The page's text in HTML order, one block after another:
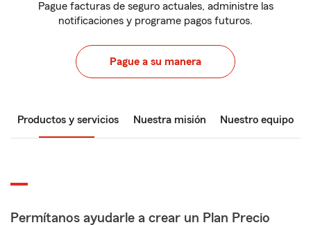
Pague facturas de seguro actuales, administre las
notificaciones y programe pagos futuros.
Pague a su manera
Productos y servicios Nuestra misión Nuestro equipo
Permítanos ayudarle a crear un Plan Precio